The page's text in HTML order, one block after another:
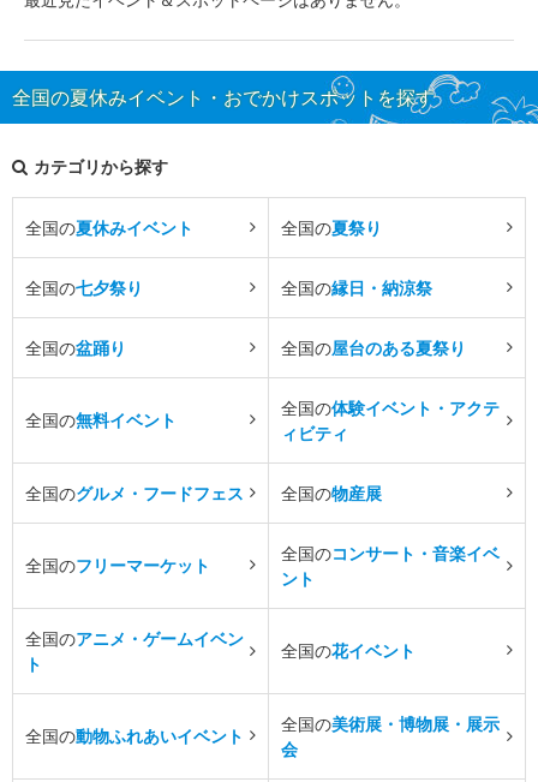
全国の夏休みイベント・おでかけスポットを探す
カテゴリから探す
全国の夏休みイベント 全国の夏祭り
全国の七夕祭り 全国の縁日・納涼祭
全国の盆踊り 全国の屋台のある夏祭り
全国の無料イベント
全国の体験イベント・アクテ
ィビティ
全国のグルメ・フードフェス 全国の物産展
全国のフリーマーケット
全国のコンサート・音楽イベ
ント
全国のアニメ・ゲームイベン
ト
全国の花イベント
全国の動物ふれあいイベント
全国の美術展・博物展・展示
会